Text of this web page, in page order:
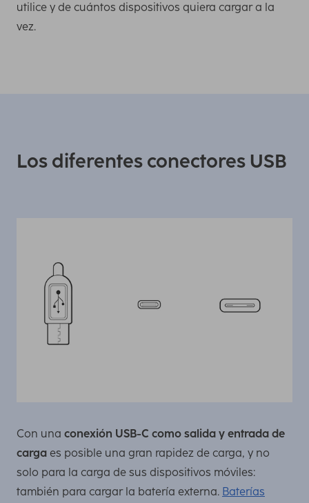
utilice y de cuántos dispositivos quiera cargar a la
vez.
Los diferentes conectores USB
Con una conexión USB-C como salida y entrada de
carga es posible una gran rapidez de carga, y no
solo para la carga de sus dispositivos móviles:
también para cargar la batería externa. Baterías